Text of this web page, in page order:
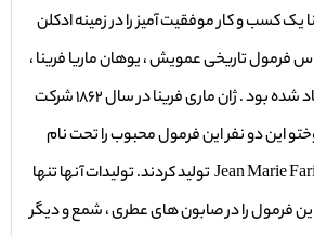
فرینا یک کسب و کار موفقیت آمیز را در زمینه ادکلن
فرمول تاریخی عمویش ، یوهان ماریا فرینا ،
در دهه 1700 میلادی ایجاد شده بود . ژان ماری فرینا در سال 1862 شرکت
این دو نفر این فرمول محبوب را تحت نام
ادکلن Jean Marie Farina Extra Vieille تولید کردند. تولیدات آنها تنها
فرمول را در صابون های عطری ، شمع و دیگر